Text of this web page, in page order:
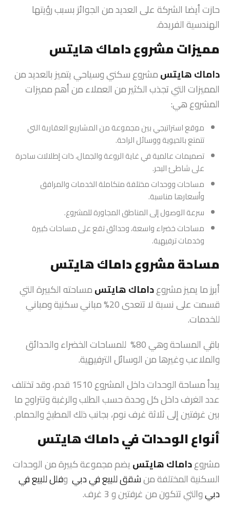
حازت أيضا الشركة على العديد من الجوائز بسبب رؤيتها
الهندسية الفريدة.
مميزات مشروع داماك هايتس
داماك هايتسمشروع سكني وسياحي يتميز بالعديد من
المميزات التي تجذب الكثير من العملاء من أهم مميزات
المشروع هي:
موقع استراتيجي بين مجموعة من المشاريع العقارية التي
تتمتع بالحيوية ووسائل الراحة.
تصميمات عالمية في غاية الروعة والجمال، ذات إطلالات ساحرة
على شاطئ البحر.
مساحات ووحدات مختلفة متكاملة الخدمات والمرافق
وأسعارها مناسبة.
سرعة الوصول إلى المناطق المجاورة للمشروع.
مساحات خضراء واسعة، وحدائق تقع على مساحات كبيرة
وخدمات ترفيهية.
مساحة مشروع داماك هايتس
أبرز ما يميز مشروعداماك هايتسمساحته الكبيرة التي
قسمت على نسبة لا تتعدى 20% مباني سكنية ومباني
للخدمات.
باقي المساحة وهي 80% للمساحات الخضراء والحدائق
والملاعب وغيرها من الوسائل الترفيهية.
يبدأ مساحة الوحدات داخل المشروع 1510 قدم، وقد تختلف
عدد الغرف داخل كل وحدة حسب الطلب والرغبة وتتراوح ما
بين غرفتين إلى ثلاثة غرف نوم، بجانب ذلك المطبخ والحمام.
أنواع الوحدات في داماك هايتس
مشروعداماك هايتس يضم مجموعة كبيرة من الوحدات
السكنية المختلفة منشقق للبيع في دبي وفلل للبيع في
دبيوالتي تتكون من غرفتين و 3 غرف.